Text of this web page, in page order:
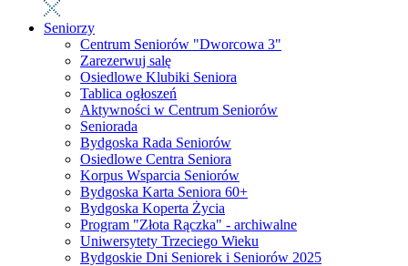
Seniorzy
Centrum Seniorów "Dworcowa 3"
Zarezerwuj salę
Osiedlowe Klubiki Seniora
Tablica ogłoszeń
Aktywności w Centrum Seniorów
Seniorada
Bydgoska Rada Seniorów
Osiedlowe Centra Seniora
Korpus Wsparcia Seniorów
Bydgoska Karta Seniora 60+
Bydgoska Koperta Życia
Program "Złota Rączka" - archiwalne
Uniwersytety Trzeciego Wieku
Bydgoskie Dni Seniorek i Seniorów 2025